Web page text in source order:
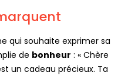
qui souhaite exprimer sa
de bonheur : « Chère
un cadeau précieux. Ta